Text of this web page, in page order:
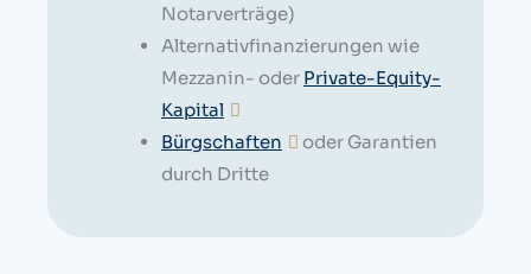
Notarverträge)
Alternativfinanzierungen wie
Mezzanin- oder Private-Equity-
Kapital
Bürgschaften
oder Garantien
durch Dritte